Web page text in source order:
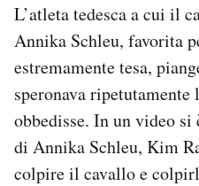
L’atleta tedesca a cui il
Annika Schleu, favorita
estremamente tesa,
speronava ripetutamente
obbedisse. In un video
di Annika Schleu, Kim
colpire il cavallo e